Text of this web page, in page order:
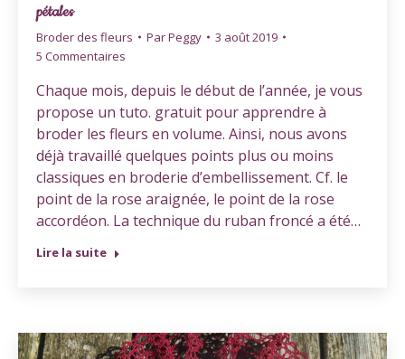
pétales
Broder des fleurs ParPeggy
3 août 2019
5 Commentaires
Chaque mois, depuis le début de l’année, je vous
propose un tuto. gratuit pour apprendre à
broder les fleurs en volume. Ainsi, nous avons
déjà travaillé quelques points plus ou moins
classiques en broderie d’embellissement. Cf. le
point de la rose araignée, le point de la rose
accordéon. La technique du ruban froncé a été…
Lire la suite